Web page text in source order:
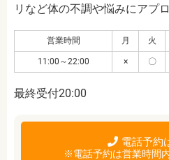
リなど体の不調や悩みにアプ
営業時間 月 火
11:00～22:00 × 〇
最終受付20:00
電話予約
※電話予約は営業時間